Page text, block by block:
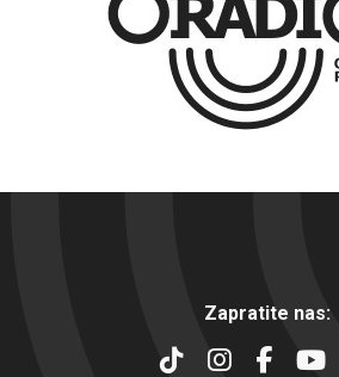
Zapratite nas: